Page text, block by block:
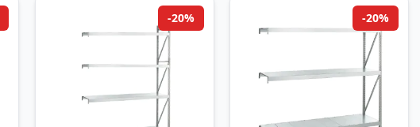
-20% -20%